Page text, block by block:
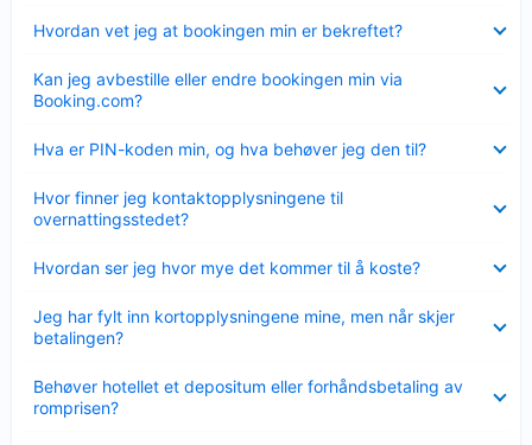
Hvordan vet jeg at bookingen min er bekreftet?
mindre
Kan jeg avbestille eller endre bookingen min via
Booking.com?
mindre
Hva er PIN-koden min, og hva behøver jeg den til?
mindre
Hvor finner jeg kontaktopplysningene til
overnattingsstedet?
mindre
Hvordan ser jeg hvor mye det kommer til å koste?
mindre
Jeg har fylt inn kortopplysningene mine, men når skjer
betalingen?
mindre
Behøver hotellet et depositum eller forhåndsbetaling av
romprisen?
mindre